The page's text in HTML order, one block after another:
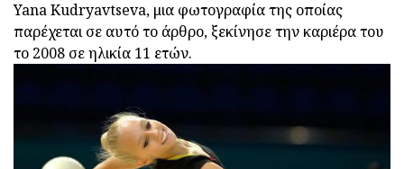
Yana Kudryavtseva, μια φωτογραφία της οποίας
παρέχεται σε αυτό το άρθρο, ξεκίνησε την καριέρα του
το 2008 σε ηλικία 11 ετών.